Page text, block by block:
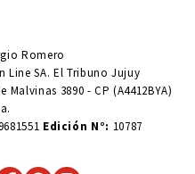
Romero
Line SA. El Tribuno Jujuy
Malvinas 3890 - CP (A4412BYA)
Edición N°: 10787